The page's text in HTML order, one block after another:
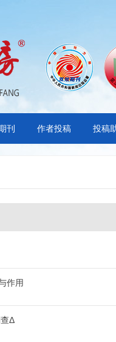
刊 作者投稿 投稿
作用
Δ